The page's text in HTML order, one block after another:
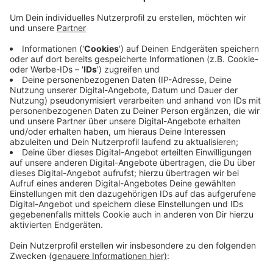
Hintergrund ist die Erörterung zum
Planfeststellungsverfahren von Straßen NRW zur
Verlegung der B8 am Eltenberg, die online stattfinden
soll. Dagegen hatte die Initiative bereits offiziell
protestiert, jetzt hat sie direkt einen Brief an die
Regierungspräsidentin geschrieben. Darin beklagen
sich die Bergretter auch über das Behördendeutsch
eines offiziellen Anschreibens, dass es sowohl
niederländischen als auch deutschen Einwohnern mehr
als schwer mache, die Materie zu verstehen. Auch
ihnen soll im Hilfebüro an der Schmidtstraße in Elten
geholfen werden.
Anzeige